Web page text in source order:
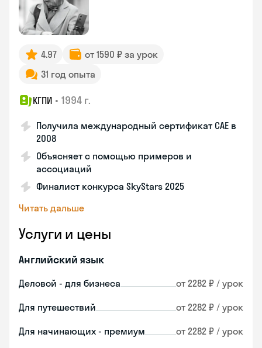
4.97
от 1590 ₽ за урок
31 год опыта
КГПИ • 1994 г.
Получила международный сертификат CAE в
2008
Объясняет с помощью примеров и
ассоциаций
Финалист конкурса SkyStars 2025
Читать дальше
Услуги и цены
Английский язык
Деловой - для бизнеса от 2282 ₽ / урок
Для путешествий от 2282 ₽ / урок
Для начинающих - премиум от 2282 ₽ / урок